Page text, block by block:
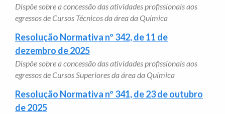
Dispõe sobre a concessão das atividades profissionais aos
egressos de Cursos Técnicos da área da Química
Resolução Normativa nº 342, de 11 de
dezembro de 2025
Dispõe sobre a concessão das atividades profissionais aos
egressos de Cursos Superiores da área da Química
Resolução Normativa nº 341, de 23 de outubro
de 2025